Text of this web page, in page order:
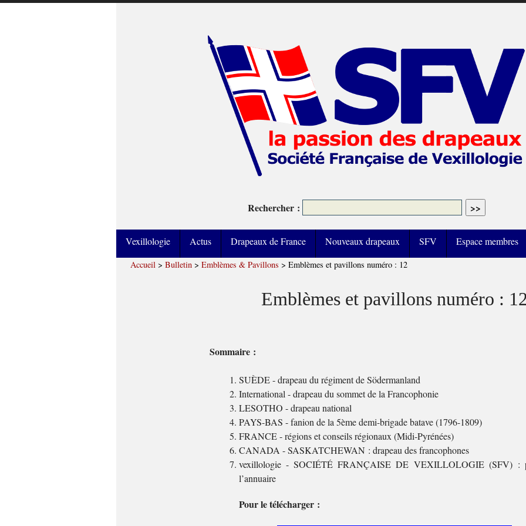
Rechercher :
Vexillologie Actus Drapeaux de France Nouveaux drapeaux SFV Espace membres
Accueil > Bulletin > Emblèmes & Pavillons > Emblèmes et pavillons numéro : 12
Emblèmes et pavillons numéro :
Sommaire :
SUÈDE - drapeau du régiment de Södermanland
International - drapeau du sommet de la Francophonie
LESOTHO - drapeau national
PAYS-BAS - fanion de la 5ème demi-brigade batave (1796-1809)
FRANCE - régions et conseils régionaux (Midi-Pyrénées)
CANADA - SASKATCHEWAN : drapeau des francophones
vexillologie - SOCIÉTÉ FRANÇAISE DE VEXILLOLOGIE (SFV) :
l’annuaire
Pour le télécharger :